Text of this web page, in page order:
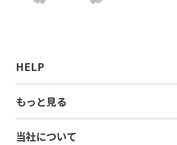
HELP
もっと見る
当社について